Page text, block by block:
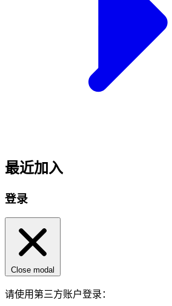
最近加入
登录
Close modal
请使用第三方账户登录：